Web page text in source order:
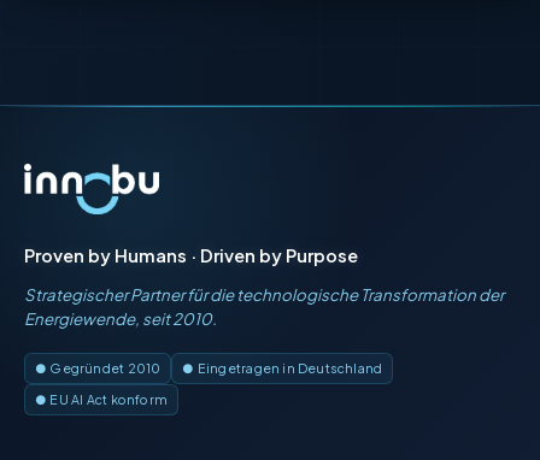
Proven by Humans · Driven by Purpose
Strategischer Partner für die technologische Transformation der
Energiewende, seit 2010.
● Gegründet 2010
● Eingetragen in Deutschland
● EU AI Act konform